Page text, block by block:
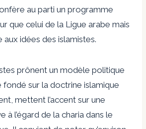
au parti un programme
que celui de la Ligue arabe mais
idées des islamistes.
prônent un modèle politique
sur la doctrine islamique
mettent l’accent sur une
à l’égard de la charia dans le